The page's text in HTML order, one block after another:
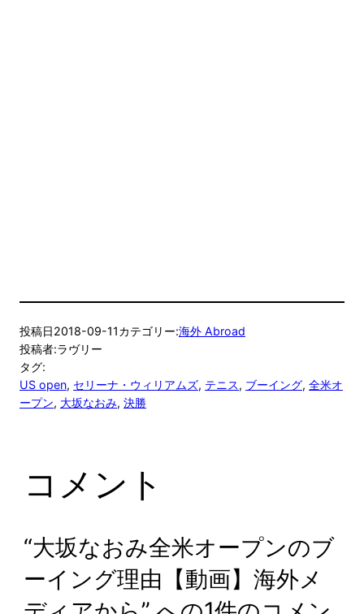
投稿日2018-09-11カテゴリー:海外 Abroad
投稿者:ラヴリー
タグ:
US open, セリーナ・ウィリアムズ, テニス, ブーイング, 全米オ
ープン, 大坂なおみ, 決勝
コメント
“大坂なおみ全米オープンのブ
ーイング理由【動画】海外メ